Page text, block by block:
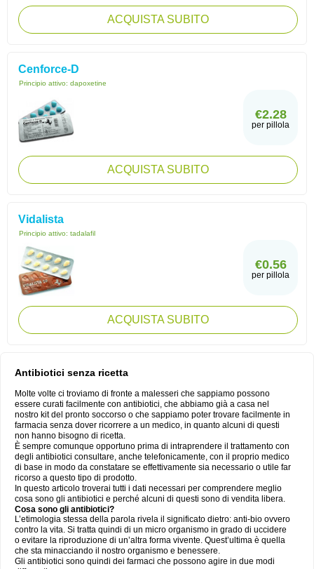
ACQUISTA SUBITO
Cenforce-D
Principio attivo: dapoxetine
€2.28
per pillola
ACQUISTA SUBITO
Vidalista
Principio attivo: tadalafil
€0.56
per pillola
ACQUISTA SUBITO
Antibiotici senza ricetta
Molte volte ci troviamo di fronte a malesseri che sappiamo possono
essere curati facilmente con antibiotici, che abbiamo già a casa nel
nostro kit del pronto soccorso o che sappiamo poter trovare facilmente in
farmacia senza dover ricorrere a un medico, in quanto alcuni di questi
non hanno bisogno di ricetta.
È sempre comunque opportuno prima di intraprendere il trattamento con
degli antibiotici consultare, anche telefonicamente, con il proprio medico
di base in modo da constatare se effettivamente sia necessario o utile far
ricorso a questo tipo di prodotto.
In questo articolo troverai tutti i dati necessari per comprendere meglio
cosa sono gli antibiotici e perché alcuni di questi sono di vendita libera.
Cosa sono gli antibiotici?
L’etimologia stessa della parola rivela il significato dietro: anti-bio ovvero
contro la vita. Si tratta quindi di un micro organismo in grado di uccidere
o evitare la riproduzione di un’altra forma vivente. Quest’ultima è quella
che sta minacciando il nostro organismo e benessere.
Gli antibiotici sono quindi dei farmaci che possono agire in due modi